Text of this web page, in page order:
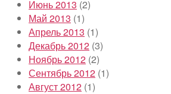
Июнь 2013 (2)
Май 2013 (1)
Апрель 2013 (1)
Декабрь 2012 (3)
Ноябрь 2012 (2)
Сентябрь 2012 (1)
Август 2012 (1)